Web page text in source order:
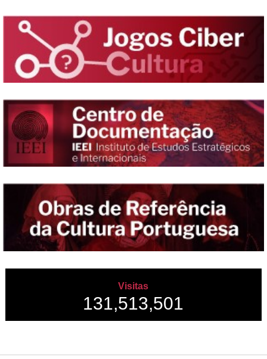
Visitas
131,513,501